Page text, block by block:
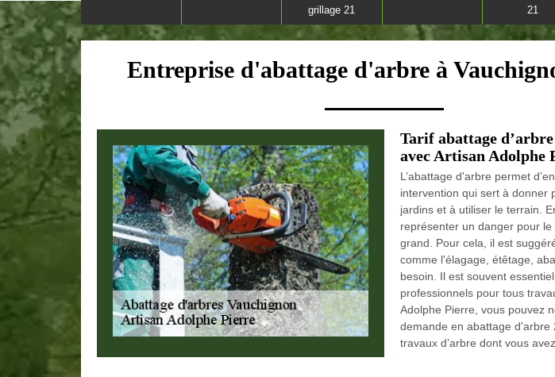
grillage 21
21
Entreprise d'abattage d'arbre à
Tarif abattage
avec Artisan Adolphe
L’abattage d'arbre permet
intervention qui sert à donner
jardins et à utiliser le terrain.
représenter un danger pour le
grand. Pour cela, il est
comme l'élagage, étêtage,
besoin. Il est souvent
professionnels pour tous
Adolphe Pierre, vous pouvez
demande en abattage d'arbre
travaux d’arbre dont vous